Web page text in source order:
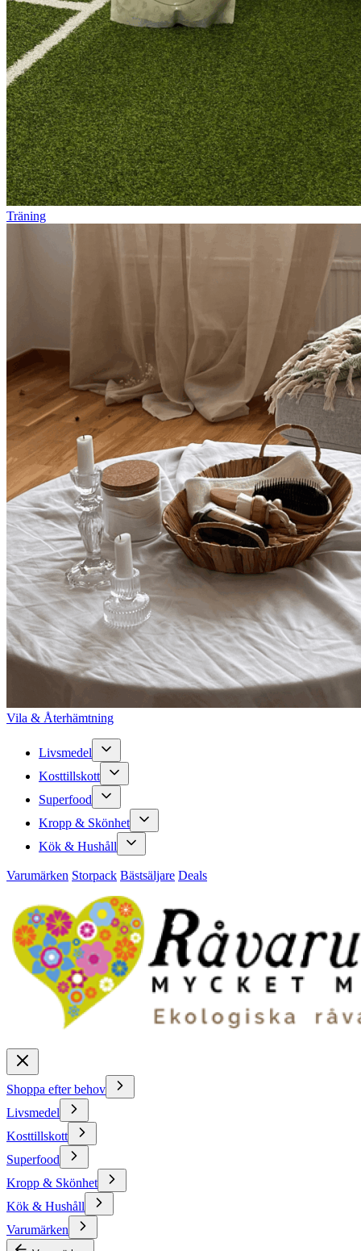
Träning
Vila & Återhämtning
Livsmedel
Kosttillskott
Superfood
Kropp & Skönhet
Kök & Hushåll
Varumärken Storpack Bästsäljare Deals
Shoppa efter behov
Livsmedel
Kosttillskott
Superfood
Kropp & Skönhet
Kök & Hushåll
Varumärken